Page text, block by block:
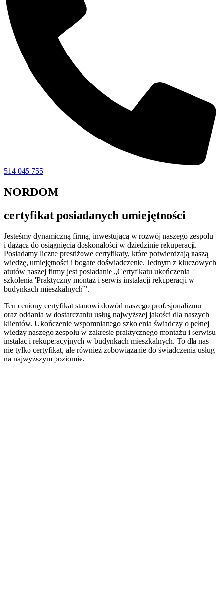
514 045 755
NORDOM
certyfikat posiadanych umiejętności
Jesteśmy dynamiczną firmą, inwestującą w rozwój naszego zespołu
i dążącą do osiągnięcia doskonałości w dziedzinie rekuperacji.
Posiadamy liczne prestiżowe certyfikaty, które potwierdzają naszą
wiedzę, umiejętności i bogate doświadczenie. Jednym z kluczowych
atutów naszej firmy jest posiadanie „Certyfikatu ukończenia
szkolenia 'Praktyczny montaż i serwis instalacji rekuperacji w
budynkach mieszkalnych'”.
Ten ceniony certyfikat stanowi dowód naszego profesjonalizmu
oraz oddania w dostarczaniu usług najwyższej jakości dla naszych
klientów. Ukończenie wspomnianego szkolenia świadczy o pełnej
wiedzy naszego zespołu w zakresie praktycznego montażu i serwisu
instalacji rekuperacyjnych w budynkach mieszkalnych. To dla nas
nie tylko certyfikat, ale również zobowiązanie do świadczenia usług
na najwyższym poziomie.